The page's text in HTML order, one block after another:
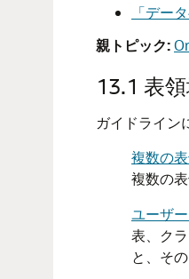
「デー
親トピック:
13.1 表
ガイドライン
複数の
複数の
ユーザ
表、ク
と、そ